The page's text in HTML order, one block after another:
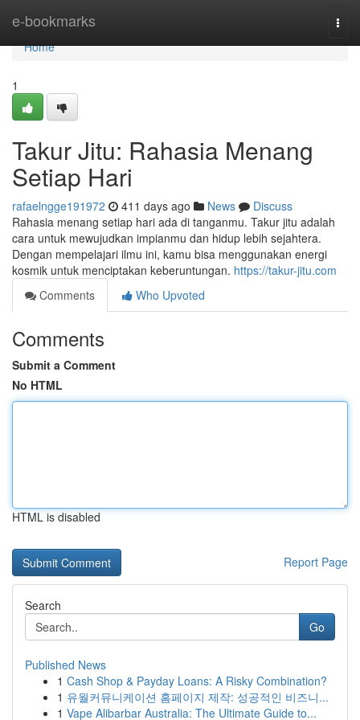
e-bookmarks
Home
Home
1
Takur Jitu: Rahasia Menang
Setiap Hari
rafaelngge191972 411 days ago News
Discuss
Rahasia menang setiap hari ada di tanganmu. Takur jitu adalah
cara untuk mewujudkan impianmu dan hidup lebih sejahtera.
Dengan mempelajari ilmu ini, kamu bisa menggunakan energi
kosmik untuk menciptakan keberuntungan. https://takur-jitu.com
Comments
Who Upvoted
Comments
Submit a Comment
No HTML
HTML is disabled
Report Page
Search
Go
Published News
1 Cash Shop & Payday Loans: A Risky Combination?
1 유월커뮤니케이션 홈페이지 제작: 성공적인 비즈니...
1 Vape Alibarbar Australia: The Ultimate Guide to...